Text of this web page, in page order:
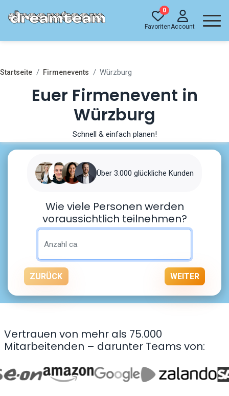
0
FavoritenAccount
Startseite Firmenevents Würzburg
Euer Firmenevent in
Würzburg
Schnell & einfach planen!
Über 3.000 glückliche Kunden
Wie viele Personen werden
voraussichtlich teilnehmen?
ZURÜCK WEITER
Vertrauen von mehr als 75.000
Mitarbeitenden – darunter Teams von: